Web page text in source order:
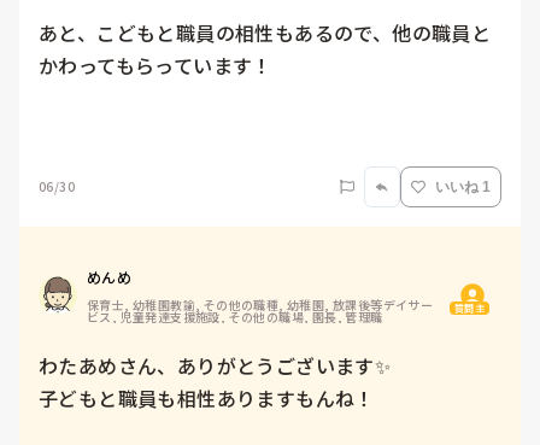
あと、こどもと職員の相性もあるので、他の職員と
かわってもらっています！
06/30 いいね 1
めんめ
保育士, 幼稚園教諭, その他の職種, 幼稚園, 放課後等デイサー
ビス, 児童発達支援施設, その他の職場, 園長, 管理職 質問主
わたあめさん、ありがとうございます✨
子どもと職員も相性ありますもんね！